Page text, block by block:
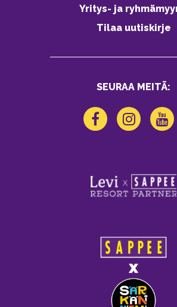
Yritys- ja
Tilaa uutiskirje
SEURAA MEITÄ: